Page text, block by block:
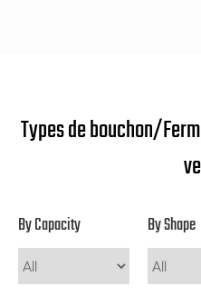
Types de bouchon/
By Capacity By Shape